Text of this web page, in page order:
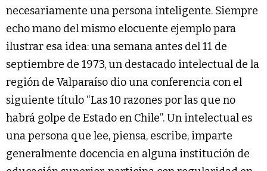
necesariamente una persona inteligente. Siempre
echo mano del mismo elocuente ejemplo para
ilustrar esa idea: una semana antes del 11 de
septiembre de 1973, un destacado intelectual de la
región de Valparaíso dio una conferencia con el
siguiente título “Las 10 razones por las que no
habrá golpe de Estado en Chile”. Un intelectual es
una persona que lee, piensa, escribe, imparte
generalmente docencia en alguna institución de